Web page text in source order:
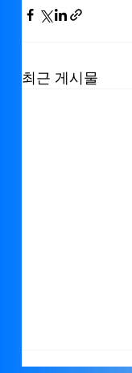
최근 게시물